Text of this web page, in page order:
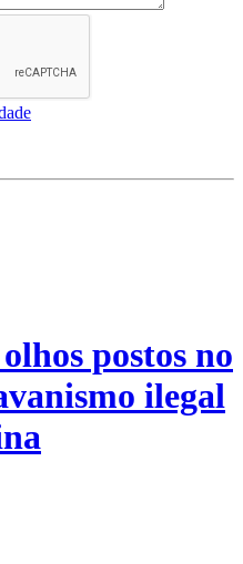
postos no
ilegal